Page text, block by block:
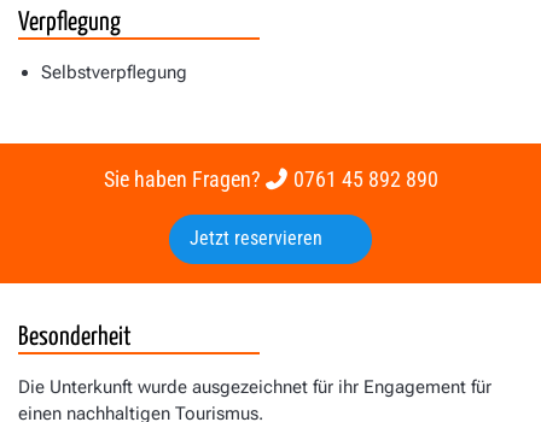
Verpflegung
Selbstverpflegung
Sie haben Fragen? 0761 45 892 890
Jetzt reservieren
Besonderheit
Die Unterkunft wurde ausgezeichnet für ihr Engagement für
einen nachhaltigen Tourismus.